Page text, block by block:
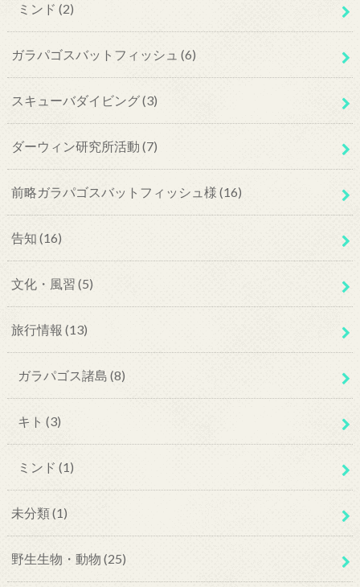
ミンド (2)
ガラパゴスバットフィッシュ (6)
スキューバダイビング(3)
ダーウィン研究所活動 (7)
前略ガラパゴスバットフィッシュ様 (16)
告知 (16)
文化・風習 (5)
旅行情報 (13)
ガラパゴス諸島 (8)
キト (3)
ミンド (1)
未分類(1)
野生生物・動物 (25)